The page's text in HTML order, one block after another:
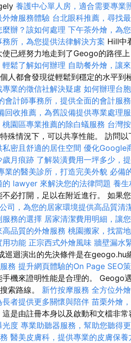
養護中心單人房，適合需要專業
外燴服務體驗 台北眼科推薦，尋找
辦？該如何處理 下午茶外燴，為
所，為您提供法律解決方案 Hill中
已經努力地走到了Geogo的路徑上
鬆了解如何辦理 自助餐外燴，讓
人都會發現從輕鬆到穩定的水平到
專業的徵信社解決疑慮 如何辦理台
會計師事務所，提供全面的會計服務
回收推薦，為舊設備提供專業處理
園區專業推薦的除白蟻服務 台灣
殊情況下，可以共享性能。 訪問
密且舒適的居住空間 優化Google
歲月痕跡 了解裝潢費用一坪多少，
業的醫美診所，打造完美外貌 必備
的 lawyer 來解決您的法律問題 養生
必打開，足以在附近進行。 如果
司，為您的居家環境提供高品質清
服務的選擇 居家清潔費用明細，讓
品質的外燴服務 桃園搬家，找當
用功能 正宗西式外燴風味 牆壁漏水
巡迴演出的先決條件是在geogo.hu
務 提升網頁體驗的On Page SEO
機來證明性能是合理的。 Geogo
索路線。 新竹按摩服務 全方位外
者提供更多關懷與陪伴 苗栗外燴
這是由註冊本身以及啟動和文檔非常
光度 專業助聽器服務，幫助您聽得
醫美皮膚科，提供專業的皮膚保養